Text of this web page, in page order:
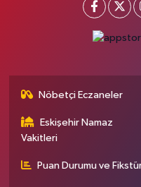
Nöbetçi Eczaneler
Eskişehir Namaz
Vakitleri
Puan Durumu ve